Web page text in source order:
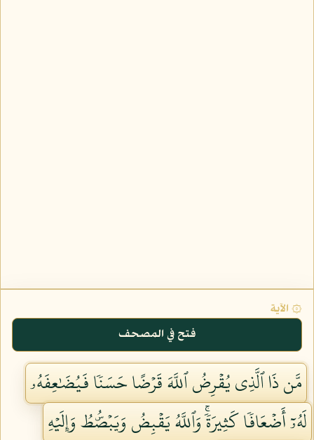
۞ الآية
فتح في المصحف
مَّن ذَا ٱلَّذِي يُقۡرِضُ ٱللَّهَ قَرۡضًا حَسَنٗا فَيُضَٰعِفَهُۥ
لَهُۥٓ أَضۡعَافٗا كَثِيرَةٗۚ وَٱللَّهُ يَقۡبِضُ وَيَبۡصُۜطُ وَإِلَيۡهِ